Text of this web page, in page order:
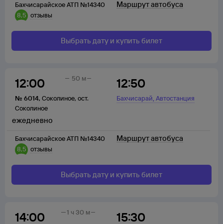
Бахчисарайское АТП №14340
8,5 отзывы
Маршрут автобуса
Выбрать дату и купить билет
12:00
№ 6014, Соколиное, ост.
Соколиное
12:50
Бахчисарай,Автостанция
50 м
Бахчисарайское АТП №14340
8,5 отзывы
ежедневно
Маршрут автобуса
Выбрать дату и купить билет
14:00 15:30
1 ч 30 м